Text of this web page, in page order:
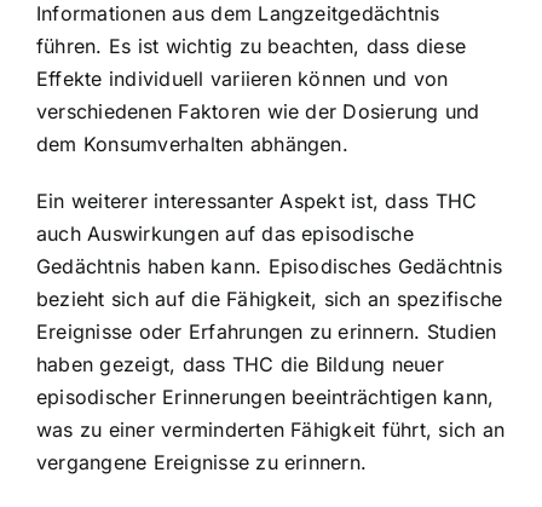
Informationen aus dem Langzeitgedächtnis
führen. Es ist wichtig zu beachten, dass diese
Effekte individuell variieren können und von
verschiedenen Faktoren wie der Dosierung und
dem Konsumverhalten abhängen.
Ein weiterer interessanter Aspekt ist, dass THC
auch Auswirkungen auf das episodische
Gedächtnis haben kann. Episodisches Gedächtnis
bezieht sich auf die Fähigkeit, sich an spezifische
Ereignisse oder Erfahrungen zu erinnern. Studien
haben gezeigt, dass THC die Bildung neuer
episodischer Erinnerungen beeinträchtigen kann,
was zu einer verminderten Fähigkeit führt, sich an
vergangene Ereignisse zu erinnern.